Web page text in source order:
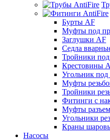
Бурты AF
Муфты под
Заглушки AF
Седла
Тройники
Крестовины
Угольник
Муфты
Тройники
Фитинги с
Муфты
Угольники
Краны
Насосы